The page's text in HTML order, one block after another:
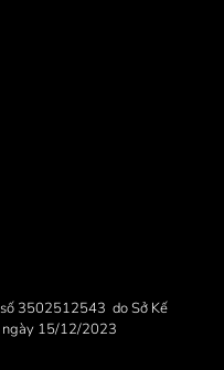
3502512543 do Sở Kế
ngày 15/12/2023